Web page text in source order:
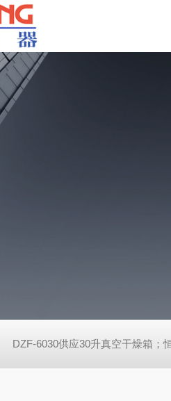
DZF-6030供应30升真空干燥箱；